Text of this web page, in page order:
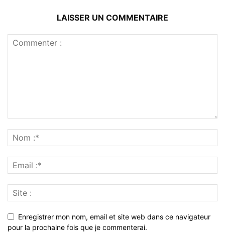
LAISSER UN COMMENTAIRE
Enregistrer mon nom, email et site web dans ce navigateur
pour la prochaine fois que je commenterai.